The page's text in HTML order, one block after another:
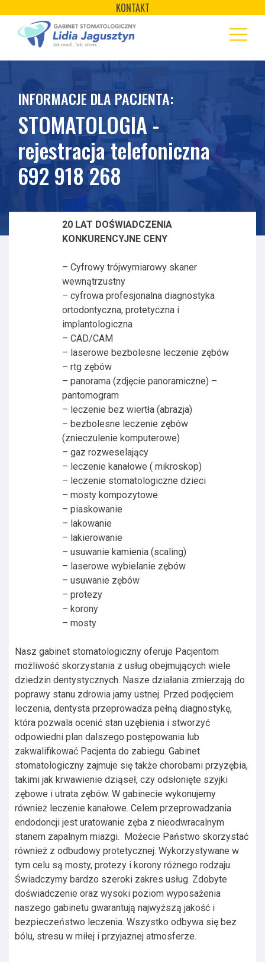
content
KONTAKT ×
STRONA GŁÓWNA
OFERTA
REJESTRACJA
GALERIA
LABORATORIUM
INFORMACJE DLA PACJENTA:
STOMATOLOGIA -
rejestracja telefoniczna
692 918 268
20 LAT DOŚWIADCZENIA
KONKURENCYJNE CENY
– Cyfrowy trójwymiarowy skaner
wewnątrzustny
– cyfrowa profesjonalna diagnostyka
ortodontyczna, protetyczna i
implantologiczna
– CAD/CAM
– laserowe bezbolesne leczenie zębów
– rtg zębów
– panorama (zdjęcie panoramiczne) –
pantomogram
– leczenie bez wiertła (abrazja)
– bezbolesne leczenie zębów
(znieczulenie komputerowe)
– gaz rozweselający
– leczenie kanałowe ( mikroskop)
– leczenie stomatologiczne dzieci
– mosty kompozytowe
– piaskowanie
– lakowanie
– lakierowanie
– usuwanie kamienia (scaling)
– laserowe wybielanie zębów
– usuwanie zębów
– protezy
– korony
– mosty
Nasz gabinet stomatologiczny oferuje Pacjentom
możliwość skorzystania z usług obejmujących wiele
dziedzin dentystycznych. Nasze działania zmierzają do
poprawy stanu zdrowia jamy ustnej. Przed podjęciem
leczenia, dentysta przeprowadza pełną diagnostykę,
która pozwala ocenić stan uzębienia i stworzyć
odpowiedni plan dalszego postępowania lub
zakwalifikować Pacjenta do zabiegu. Gabinet
stomatologiczny zajmuje się także chorobami przyzębia,
takimi jak krwawienie dziąseł, czy odsłonięte szyjki
zębowe i utrata zębów. W gabinecie wykonujemy
również leczenie kanałowe. Celem przeprowadzania
endodoncji jest uratowanie zęba z nieodwracalnym
stanem zapalnym miazgi. Możecie Państwo skorzystać
również z odbudowy protetycznej. Wykorzystywane w
tym celu są mosty, protezy i korony różnego rodzaju.
Świadczymy bardzo szeroki zakres usług. Zdobyte
doświadczenie oraz wysoki poziom wyposażenia
naszego gabinetu gwarantują najwyższą jakość i
bezpieczeństwo leczenia. Wszystko odbywa się bez
bólu, stresu w miłej i przyjaznej atmosferze.